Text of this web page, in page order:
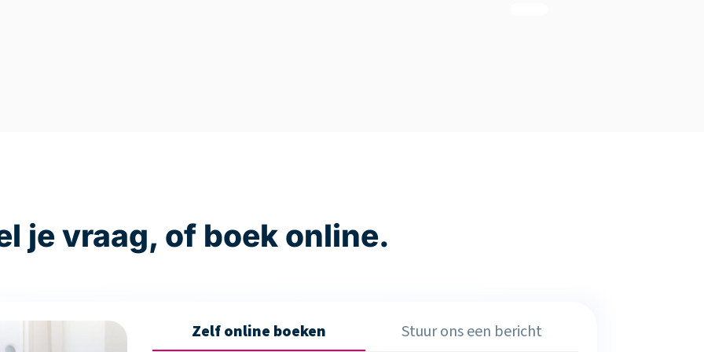
je vraag, of boek online.
Zelf online boeken Stuur ons een bericht